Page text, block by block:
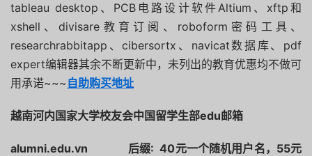
tableau desktop、PCB电路设计软件Altium、xftp和
xshell、divisare教育订阅、roboform密码工具、
researchrabbitapp、cibersortx、navicat数据库、pdf
expert编辑器其余不断更新中，未列出的教育优惠均不做可
用承诺~~~ 自助购买地址
越南河内国家大学校友会中国留学生部edu邮箱
alumni.edu.vn 后缀: 40元一个随机用户名，55元